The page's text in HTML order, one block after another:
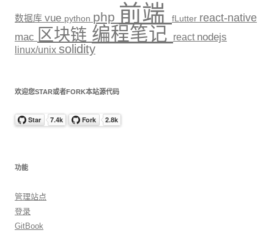
数据库 vue python php 前端 fLutter react-native
mac 区块链 编程笔记 react nodejs
linux/unix solidity
欢迎您STAR或者FORK本站源代码
功能
管理站点
登录
GitBook